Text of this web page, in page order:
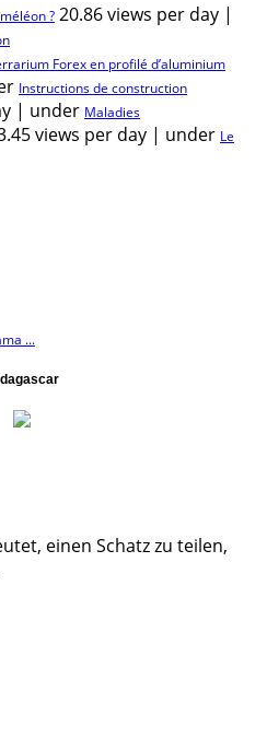
? 20.86 views per day |
Forex en profilé d’aluminium
Instructions de construction
| under Maladies
views per day | under Le
...
einen Schatz zu teilen,